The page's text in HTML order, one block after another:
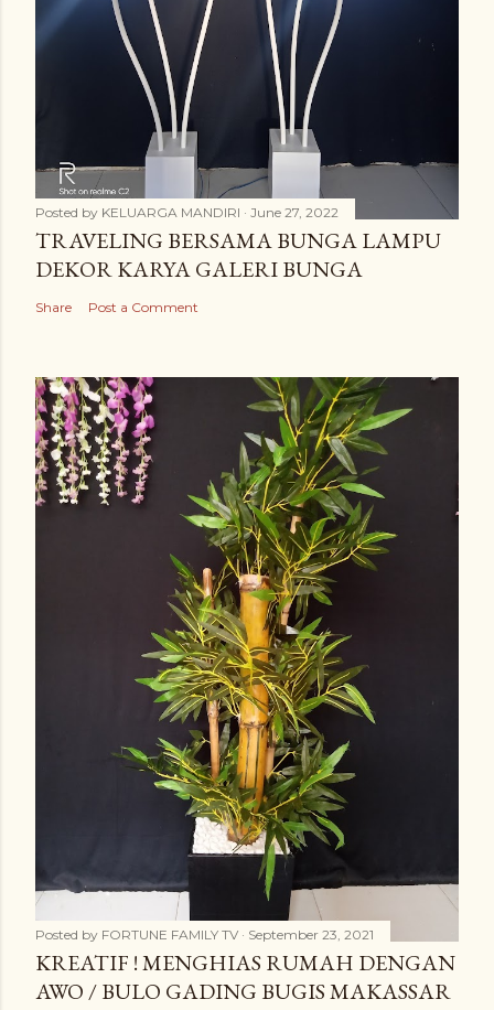
Posted by KELUARGA MANDIRI June 27, 2022
TRAVELING BERSAMA BUNGA LAMPU
DEKOR KARYA GALERI BUNGA
Share Post a Comment
Posted by FORTUNE FAMILY TV September 23, 2021
KREATIF ! MENGHIAS RUMAH DENGAN
AWO / BULO GADING BUGIS MAKASSAR